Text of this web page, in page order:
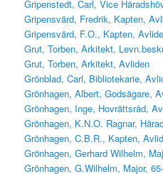
Gripenstedt, Carl, Vice
Gripensvärd, Fredrik, Kapten,
Gripensvärd, F.O., Kapten,
Grut, Torben, Arkitekt,
Grut, Torben, Arkitekt, Avliden
Grönblad, Carl, Bibliotekarie,
Grönhagen, Albert, Godsägare,
Grönhagen, Inge, Hovrättsråd,
Grönhagen, K.N.O. Ragnar,
Grönhagen, C.B.R., Kapten,
Grönhagen, Gerhard Wilhelm,
Grönhagen, G.Wilhelm, Major,